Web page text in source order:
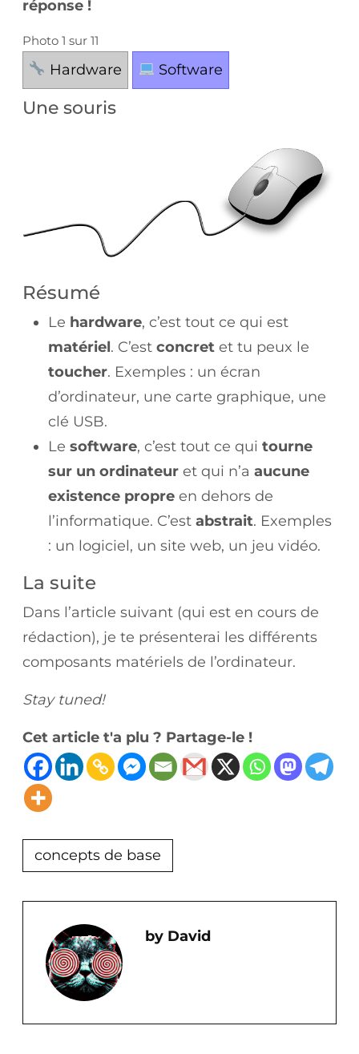
réponse !
Photo 1 sur 11
Hardware Software
Une souris
Résumé
Le hardware, c’est tout ce qui est
matériel. C’est concret et tu peux le
toucher. Exemples : un écran
d’ordinateur, une carte graphique, une
clé USB.
Le software, c’est tout ce qui tourne
sur un ordinateur et qui n’a aucune
existence propre en dehors de
l’informatique. C’est abstrait. Exemples
: un logiciel, un site web, un jeu vidéo.
La suite
Dans l’article suivant (qui est en cours de
rédaction), je te présenterai les différents
composants matériels de l’ordinateur.
Stay tuned!
Cet article t'a plu ? Partage-le !
concepts de base
David